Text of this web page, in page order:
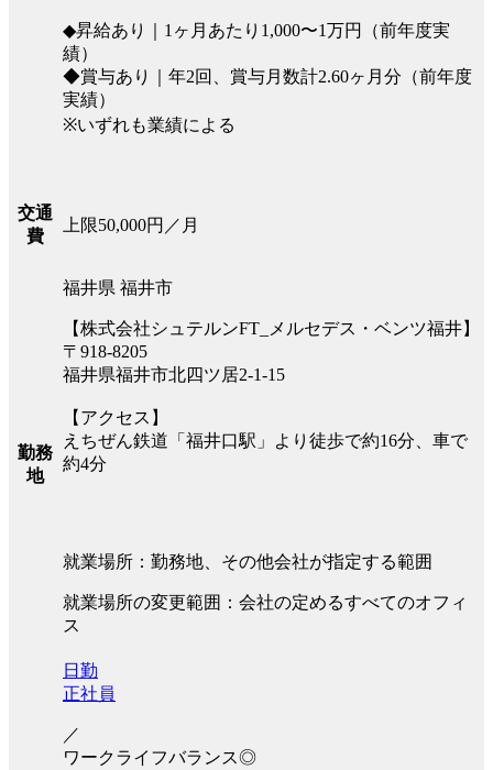
◆昇給あり｜1ヶ月あたり1,000〜1万円（前年度実
績）
◆賞与あり｜年2回、賞与月数計2.60ヶ月分（前年度
実績）
※いずれも業績による
交通
費
上限50,000円／月
勤務
地
福井県 福井市
【株式会社シュテルンFT_メルセデス・ベンツ福井】
〒918-8205
福井県福井市北四ツ居2-1-15
【アクセス】
えちぜん鉄道「福井口駅」より徒歩で約16分、車で
約4分
就業場所：勤務地、その他会社が指定する範囲
就業場所の変更範囲：会社の定めるすべてのオフィ
ス
日勤
正社員
／
ワークライフバランス◎